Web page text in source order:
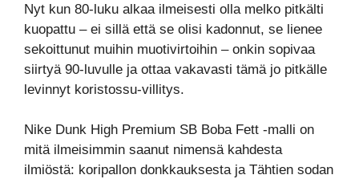
Nyt kun 80-luku alkaa ilmeisesti olla melko pitkälti
kuopattu – ei sillä että se olisi kadonnut, se lienee
sekoittunut muihin muotivirtoihin – onkin sopivaa
siirtyä 90-luvulle ja ottaa vakavasti tämä jo pitkälle
levinnyt koristossu-villitys.
Nike Dunk High Premium SB Boba Fett -malli on
mitä ilmeisimmin saanut nimensä kahdesta
ilmiöstä: koripallon donkkauksesta ja Tähtien sodan